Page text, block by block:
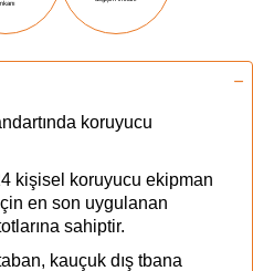
koruyucu
kişisel koruyucu ekipman
en son uygulanan
sahiptir.
kauçuk dış tbana